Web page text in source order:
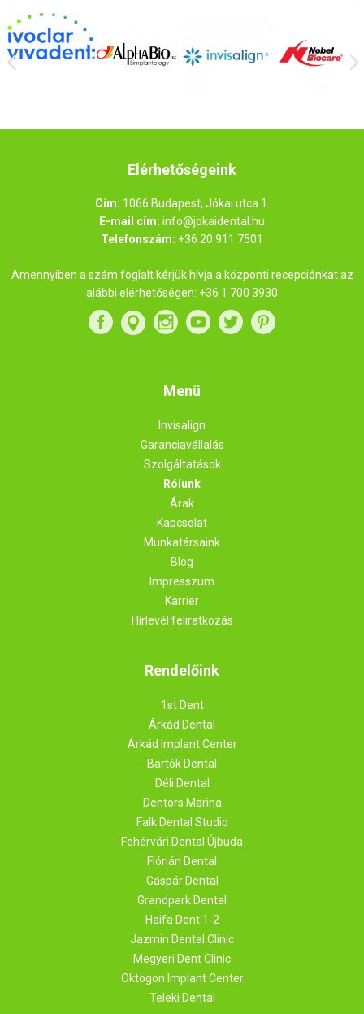
Elérhetőségeink
Cím: 1066 Budapest, Jókai utca 1.
E-mail cím: info@jokaidental.hu
Telefonszám: +36 20 911 7501
Amennyiben a szám foglalt kérjük hívja a központi recepciónkat az
alábbi elérhetőségen: +36 1 700 3930
Menü
Invisalign
Garanciavállalás
Szolgáltatások
Rólunk
Árak
Kapcsolat
Munkatársaink
Blog
Impresszum
Karrier
Hírlevél feliratkozás
Rendelőink
1st Dent
Árkád Dental
Árkád Implant Center
Bartók Dental
Déli Dental
Dentors Marina
Falk Dental Studio
Fehérvári Dental Újbuda
Flórián Dental
Gáspár Dental
Grandpark Dental
Haifa Dent 1-2
Jazmin Dental Clinic
Megyeri Dent Clinic
Oktogon Implant Center
Teleki Dental